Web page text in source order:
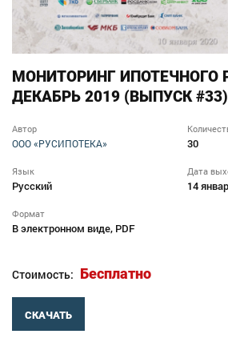
МОНИТОРИНГ ИПОТЕЧНОГО
ДЕКАБРЬ 2019 (ВЫПУСК #33)
Автор
ООО «РУСИПОТЕКА» 30
Язык
Русский
Дата
14
Формат
В электронном виде, PDF
Стоимость: Бесплатно
СКАЧАТЬ